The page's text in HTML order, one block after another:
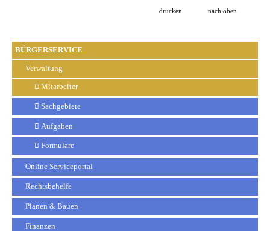
BÜRGERSERVICE
Verwaltung
Mitarbeiter
Sachgebiete
Aufgaben
Formulare
Online Serviceportal
Rechtsbehelfe
Planen & Bauen
Finanzen
drucken nach oben